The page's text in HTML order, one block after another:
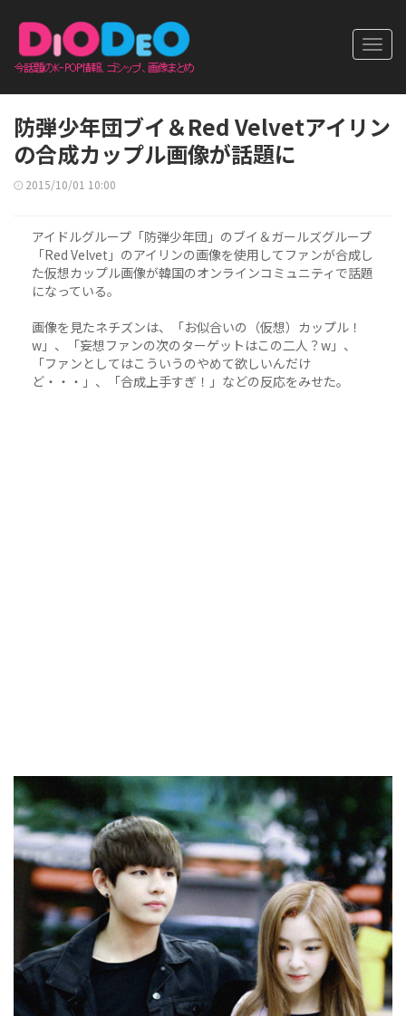
防弾少年団ブイ＆Red Velvetアイリン
の合成カップル画像が話題に
2015/10/01 10:00
アイドルグループ「防弾少年団」のブイ＆ガールズグループ
「Red Velvet」のアイリンの画像を使用してファンが合成し
た仮想カップル画像が韓国のオンラインコミュニティで話題
になっている。
画像を見たネチズンは、「お似合いの（仮想）カップル！
w」、「妄想ファンの次のターゲットはこの二人？w」、
「ファンとしてはこういうのやめて欲しいんだけ
ど・・・」、「合成上手すぎ！」などの反応をみせた。